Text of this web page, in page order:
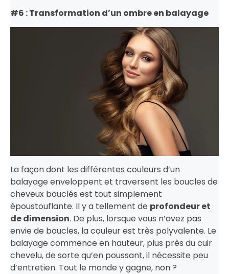
#6 : Transformation d’un ombre en balayage
La façon dont les différentes couleurs d’un
balayage enveloppent et traversent les boucles de
cheveux bouclés est tout simplement
époustouflante. Il y a tellement de profondeur et
de dimension. De plus, lorsque vous n’avez pas
envie de boucles, la couleur est très polyvalente. Le
balayage commence en hauteur, plus près du cuir
chevelu, de sorte qu’en poussant, il nécessite peu
d’entretien. Tout le monde y gagne, non ?